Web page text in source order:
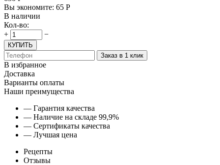
Вы экономите: 65 Р
В наличии
Кол-во:
+
−
КУПИТЬ
Заказ в 1 клик
В избранное
Доставка
Варианты оплаты
Наши преимущества
— Гарантия качества
— Наличие на складе 99,9%
— Сертификаты качества
— Лучшая цена
Рецепты
Отзывы